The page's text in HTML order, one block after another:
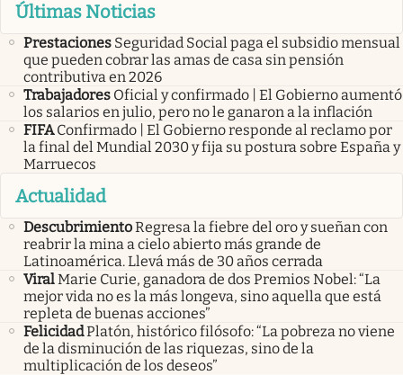
Últimas Noticias
Prestaciones Seguridad Social paga el subsidio mensual
que pueden cobrar las amas de casa sin pensión
contributiva en 2026
Trabajadores Oficial y confirmado | El Gobierno aumentó
los salarios en julio, pero no le ganaron a la inflación
FIFA Confirmado | El Gobierno responde al reclamo por
la final del Mundial 2030 y fija su postura sobre España y
Marruecos
Actualidad
DescubrimientoRegresa la fiebre del oro y sueñan con
reabrir la mina a cielo abierto más grande de
Latinoamérica. Llevá más de 30 años cerrada
ViralMarie Curie, ganadora de dos Premios Nobel: “La
mejor vida no es la más longeva, sino aquella que está
repleta de buenas acciones”
FelicidadPlatón, histórico filósofo: “La pobreza no viene
de la disminución de las riquezas, sino de la
multiplicación de los deseos”